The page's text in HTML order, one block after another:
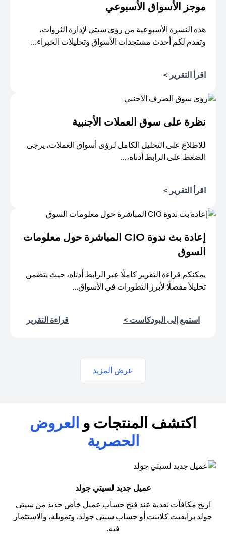
موجز الأسواق الأسبوعي
هذه النشرة الأسبوعية من رؤى سيتي لإدارة الثروات،
وتقدم لكم أحدث مستجدات الأسواق وتحليلات الخبراء...
اقرأ التقرير >
نظرة على سوق العملات الأجنبية
للاطلاع على التحليل الكامل لرؤى أسواق العملات، يرجى
الضغط على الرابط أدناه،...
اقرأ التقرير >
إعادة بث ندوة CIO المباشرة حول معلومات
السوق
يمكنكم قراءة التقرير كاملًا عبر الرابط أدناه، حيث يتضمن
تحليلاً مفصلًا لأبرز التطورات في الأسواق...
استمع إلى البودكاست > قراءة التقرير
عرض المزيد
اكتشف المنتجات و العروض
الحصرية
عميل جديد لسيتي جولد
اربح مكافآت نقدية عند فتح حساب عميل خاص جديد من سيتي
جولد برايفيت كلاينت أو حساب سيتي جولد، وتمويله، والاستثمار
فيه.